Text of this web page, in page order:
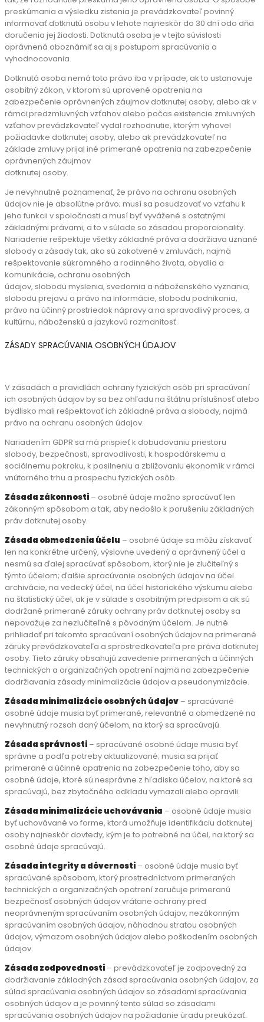
preskúmania a výsledku zistenia je prevádzkovateľ povinný
informovať dotknutú osobu v lehote najneskôr do 30 dní odo dňa
doručenia jej žiadosti. Dotknutá osoba je v tejto súvislosti
oprávnená oboznámiť sa aj s postupom spracúvania a
vyhodnocovania.
Dotknutá osoba nemá toto právo iba v prípade, ak to ustanovuje
osobitný zákon, v ktorom sú upravené opatrenia na
zabezpečenie oprávnených záujmov dotknutej osoby, alebo ak v
rámci predzmluvných vzťahov alebo počas existencie zmluvných
vzťahov prevádzkovateľ vydal rozhodnutie, ktorým vyhovel
požiadavke dotknutej osoby, alebo ak prevádzkovateľ na
základe zmluvy prijal iné primerané opatrenia na zabezpečenie
oprávnených záujmov
dotknutej osoby.
Je nevyhnutné poznamenať, že právo na ochranu osobných
údajov nie je absolútne právo; musí sa posudzovať vo vzťahu k
jeho funkcii v spoločnosti a musí byť vyvážené s ostatnými
základnými právami, a to v súlade so zásadou proporcionality.
Nariadenie rešpektuje všetky základné práva a dodržiava uznané
slobody a zásady tak, ako sú zakotvené v zmluvách, najmä
rešpektovanie súkromného a rodinného života, obydlia a
komunikácie, ochranu osobných
údajov, slobodu myslenia, svedomia a náboženského vyznania,
slobodu prejavu a právo na informácie, slobodu podnikania,
právo na účinný prostriedok nápravy a na spravodlivý proces, a
kultúrnu, náboženskú a jazykovú rozmanitosť.
ZÁSADY SPRACÚVANIA OSOBNÝCH ÚDAJOV
V zásadách a pravidlách ochrany fyzických osôb pri spracúvaní
ich osobných údajov by sa bez ohľadu na štátnu príslušnosť alebo
bydlisko mali rešpektovať ich základné práva a slobody, najmä
právo na ochranu osobných údajov.
Nariadením GDPR sa má prispieť k dobudovaniu priestoru
slobody, bezpečnosti, spravodlivosti, k hospodárskemu a
sociálnemu pokroku, k posilneniu a zbližovaniu ekonomík v rámci
vnútorného trhu a prospechu fyzických osôb.
Zásada zákonnosti – osobné údaje možno spracúvať len
zákonným spôsobom a tak, aby nedošlo k porušeniu základných
práv dotknutej osoby.
Zásada obmedzenia účelu – osobné údaje sa môžu získavať
len na konkrétne určený, výslovne uvedený a oprávnený účel a
nesmú sa ďalej spracúvať spôsobom, ktorý nie je zlučiteľný s
týmto účelom; ďalšie spracúvanie osobných údajov na účel
archivácie, na vedecký účel, na účel historického výskumu alebo
na štatistický účel, ak je v súlade s osobitným predpisom a ak sú
dodržané primerané záruky ochrany práv dotknutej osoby sa
nepovažuje za nezlučiteľné s pôvodným účelom. Je nutné
prihliadať pri takomto spracúvaní osobných údajov na primerané
záruky prevádzkovateľa a sprostredkovateľa pre práva dotknutej
osoby. Tieto záruky obsahujú zavedenie primeraných a účinných
technických a organizačných opatrení najmä na zabezpečenie
dodržiavania zásady minimalizácie údajov a pseudonymizácie.
Zásada minimalizácie osobných údajov – spracúvané
osobné údaje musia byť primerané, relevantné a obmedzené na
nevyhnutný rozsah daný účelom, na ktorý sa spracúvajú.
Zásada správnosti – spracúvané osobné údaje musia byť
správne a podľa potreby aktualizované; musia sa prijať
primerané a účinné opatrenia na zabezpečenie toho, aby sa
osobné údaje, ktoré sú nesprávne z hľadiska účelov, na ktoré sa
spracúvajú, bez zbytočného odkladu vymazali alebo opravili.
Zásada minimalizácie uchovávania – osobné údaje musia
byť uchovávané vo forme, ktorá umožňuje identifikáciu dotknutej
osoby najneskôr dovtedy, kým je to potrebné na účel, na ktorý sa
osobné údaje spracúvajú.
Zásada integrity a dôvernosti – osobné údaje musia byť
spracúvané spôsobom, ktorý prostredníctvom primeraných
technických a organizačných opatrení zaručuje primeranú
bezpečnosť osobných údajov vrátane ochrany pred
neoprávneným spracúvaním osobných údajov, nezákonným
spracúvaním osobných údajov, náhodnou stratou osobných
údajov, výmazom osobných údajov alebo poškodením osobných
údajov.
Zásada zodpovednosti – prevádzkovateľ je zodpovedný za
dodržiavanie základných zásad spracúvania osobných údajov, za
súlad spracúvania osobných údajov so zásadami spracúvania
osobných údajov a je povinný tento súlad so zásadami
spracúvania osobných údajov na požiadanie úradu preukázať.